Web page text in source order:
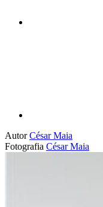
AutorCésar Maia
Fotografia César Maia